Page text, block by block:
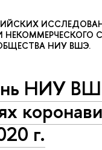
НИУ ВШЭ.
НИУ
г.